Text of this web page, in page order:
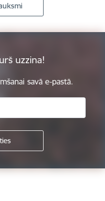
uzzina!
savā e-pastā.